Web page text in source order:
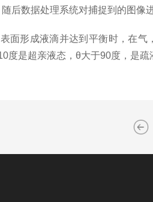
后数据处理系统对捕捉到的图像
形成液滴并达到平衡时，在气
度是超亲液态，θ大于90度，是疏